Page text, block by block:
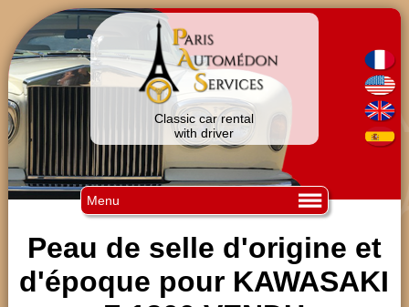
Classic car rental
with driver
Menu
Peau de selle d'origine et
d'époque pour KAWASAKI